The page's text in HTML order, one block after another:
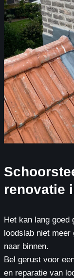
renovatie
Het kan lang goed
loodslab niet meer
naar binnen.
Bel gerust voor
en reparatie van